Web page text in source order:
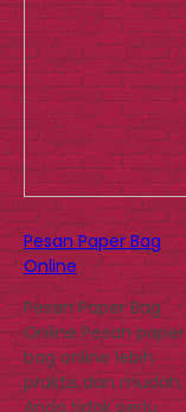
Pesan Paper Bag
Online
Pesan Paper Bag
Online Pesan paper
bag online lebih
praktis dan mudah.
Anda tidak perlu